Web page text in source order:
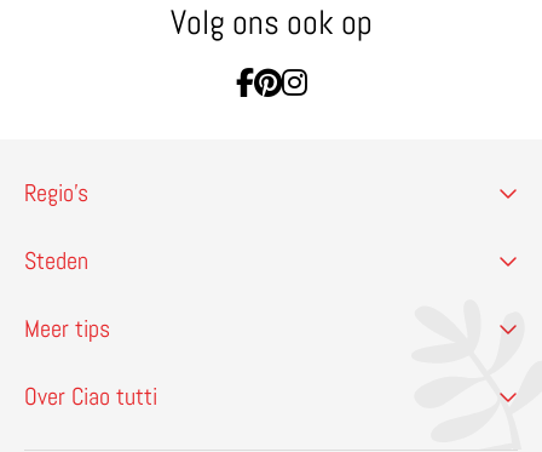
Volg ons ook op
Ga naar Facebook
Ga naar Pinterest
Ga naar Instagram
Regio’s
Steden
Meer tips
Over Ciao tutti